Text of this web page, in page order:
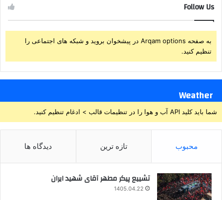
Follow Us
به صفحه Arqam options در پیشخوان بروید و شبکه های اجتماعی را
تنظیم کنید.
Weather
شما باید کلید API آب و هوا را در تنظیمات قالب > ادغام تنظیم کنید.
محبوب تازه ترین دیدگاه ها
تشییع پیکر مطهر آقای شهید ایران
1405.04.22